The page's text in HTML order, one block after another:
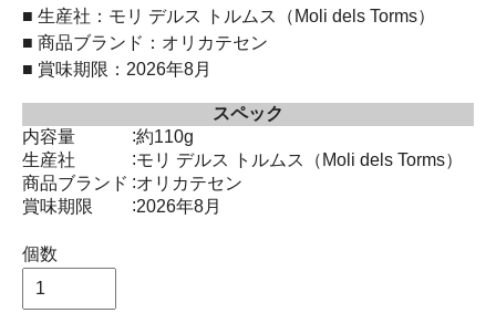
■ 生産社：モリ デルス トルムス（Moli dels Torms）
■ 商品ブランド：オリカテセン
■ 賞味期限：2026年8月
スペック
内容量
:約110g
生産社
:モリ デルス トルムス（Moli dels Torms）
商品ブランド :オリカテセン
賞味期限
:2026年8月
個数